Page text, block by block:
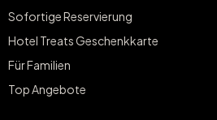
Sofortige Reservierung
Hotel Treats Geschenkkarte
Für Familien
Top Angebote